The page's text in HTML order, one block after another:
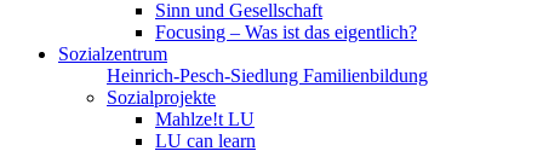
Sinn und Gesellschaft
Focusing – Was ist das eigentlich?
Sozialzentrum
Heinrich-Pesch-Siedlung Familienbildung
Sozialprojekte
Mahlze!t LU
LU can learn